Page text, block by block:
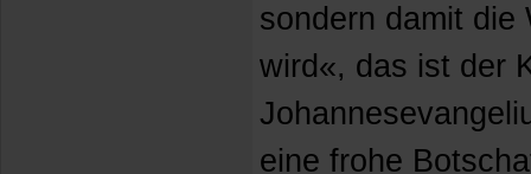
sondern damit die
wird«, das ist der
eine frohe